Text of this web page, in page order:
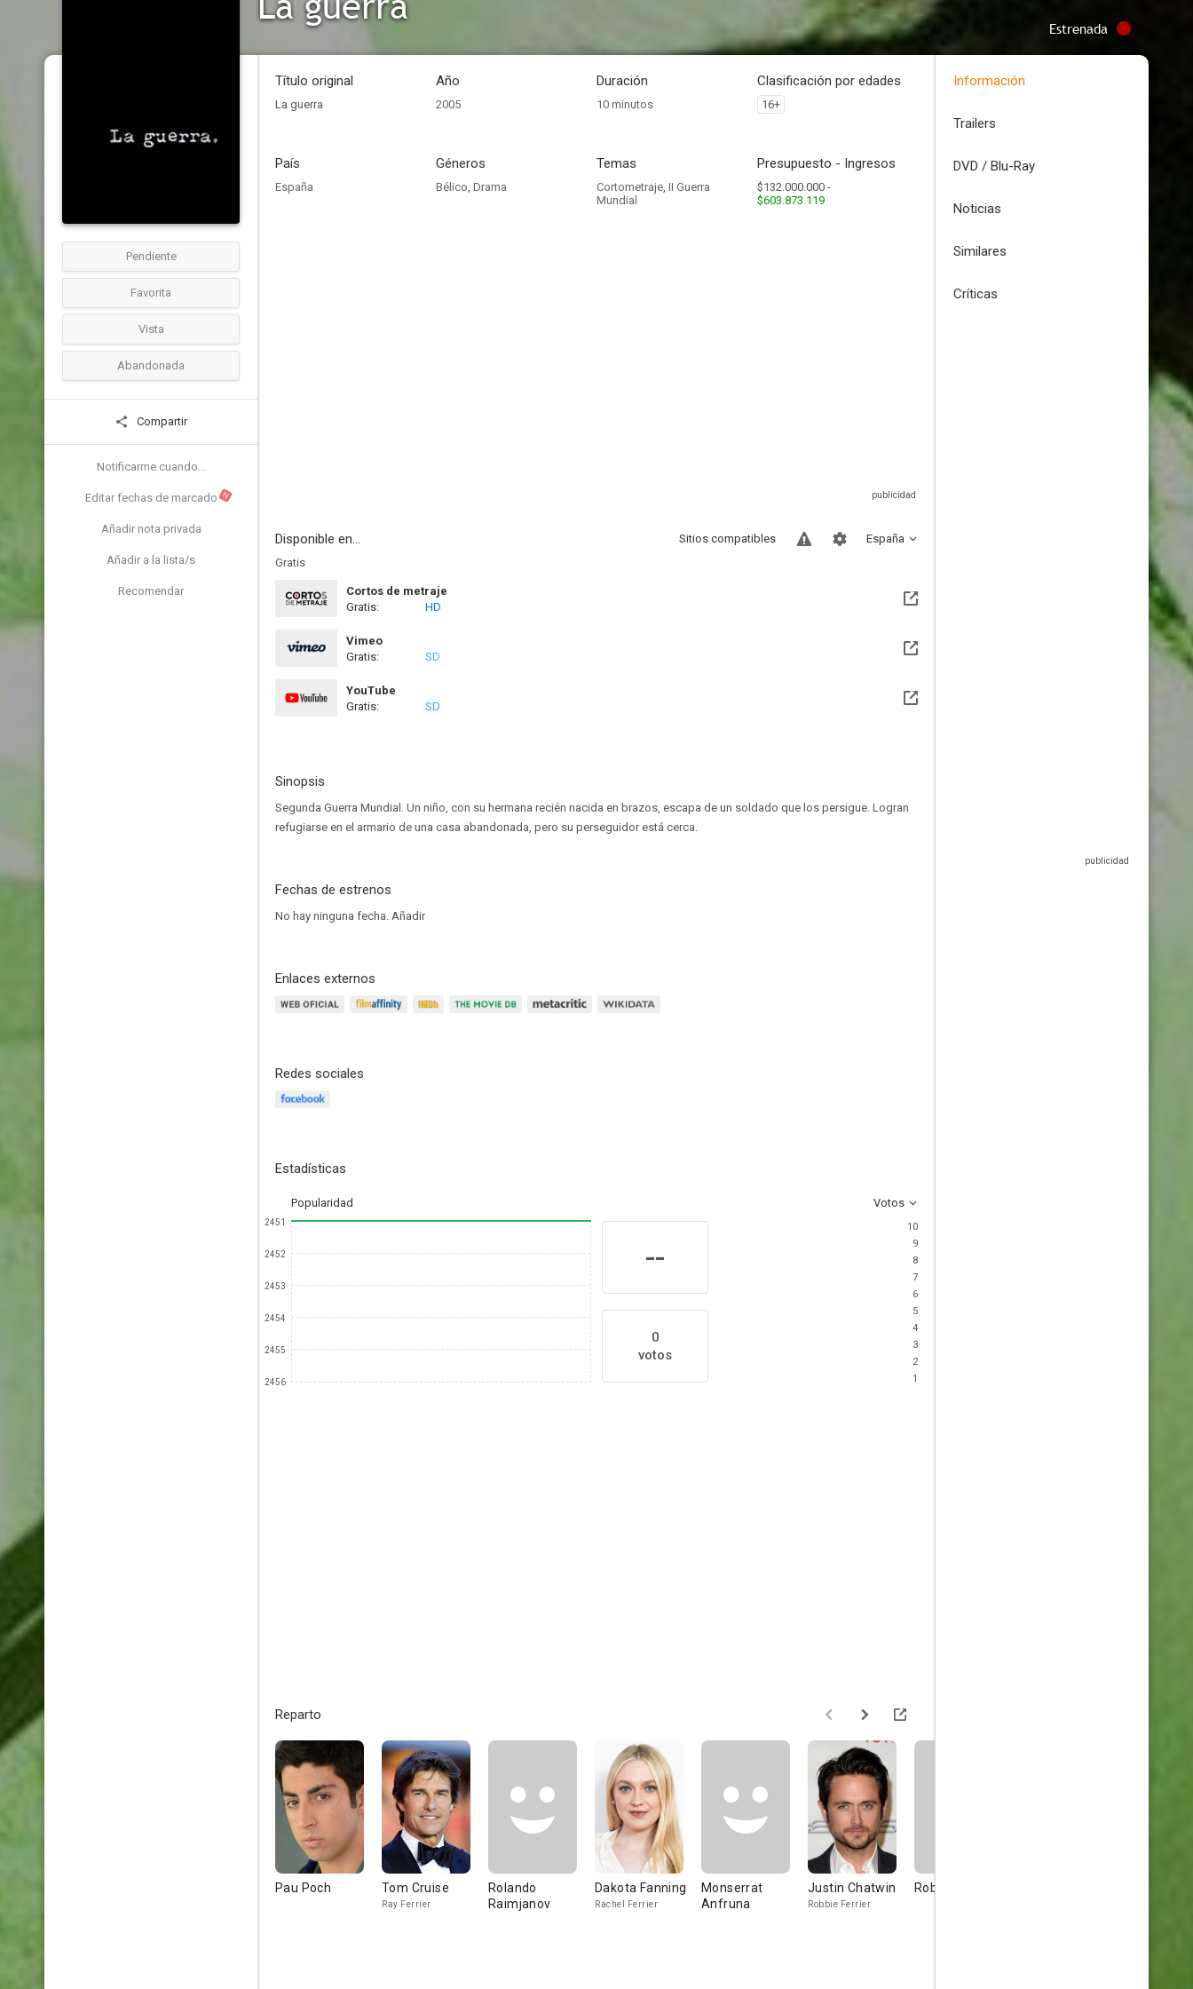
Estrenada
Pendiente
Favorita
Vista
Abandonada
Compartir
Notificarme cuando...
Editar fechas de marcado N
Añadir nota privada
Añadir a la lista/s
Recomendar
Título original
La guerra
Año
2005
Duración
10 minutos
Clasificación por edades
16+
País
España
Géneros
Bélico, Drama
Temas
Cortometraje, II Guerra
Mundial
Presupuesto - Ingresos
$132.000.000 -
$603.873.119
Disponible en... España
Sitios compatibles
Gratis
Cortos de metraje
Gratis:
HD
Vimeo
Gratis:
SD
YouTube
Gratis:
SD
Sinopsis
Segunda Guerra Mundial. Un niño, con su hermana recién nacida en brazos, escapa de un soldado que los persigue. Logran
refugiarse en el armario de una casa abandonada, pero su perseguidor está cerca.
Fechas de estrenos
No hay ninguna fecha. Añadir
Enlaces externos
Redes sociales
Estadísticas
Popularidad Votos
2451
2452
2453
2454
2455
2456
--
0
votos
10
9
8
7
6
5
4
3
2
1
Reparto
Pau Poch Tom Cruise
Ray Ferrier
Rolando
Raimjanov
Dakota Fanning
Rachel Ferrier
Monserrat
Anfruna
Justin Chatwin
Robbie Ferrier
Roberto Arnaiz
Información
Trailers
DVD / Blu-Ray
Noticias
Similares
Críticas